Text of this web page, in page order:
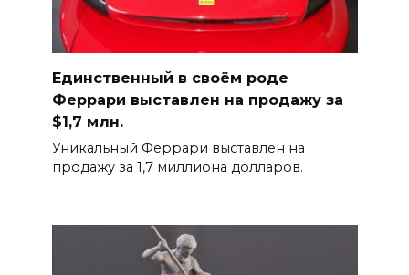
Единственный в своём роде
Феррари выставлен на продажу за
$1,7 млн.
Уникальный Феррари выставлен на
продажу за 1,7 миллиона долларов.